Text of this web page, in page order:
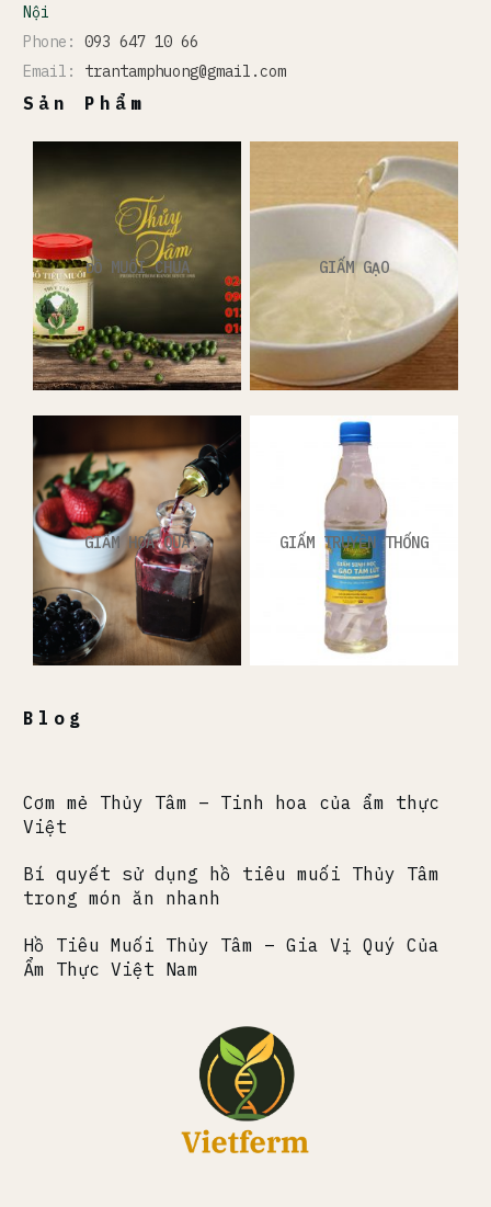
Nội
Phone: 093 647 10 66
Email: trantamphuong@gmail.com
Sản Phẩm
ĐỒ MUỐI CHUA GIẤM GẠO
GIẤM HOA QUẢ GIẤM TRUYỀN THỐNG
Blog
Cơm mẻ Thủy Tâm – Tinh hoa của ẩm thực
Việt
Bí quyết sử dụng hồ tiêu muối Thủy Tâm
trong món ăn nhanh
Hồ Tiêu Muối Thủy Tâm – Gia Vị Quý Của
Ẩm Thực Việt Nam